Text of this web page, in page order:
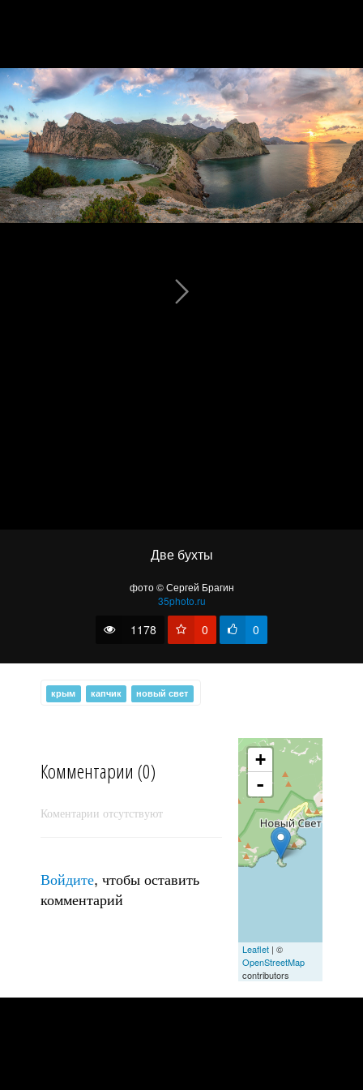
Долина Привидений
Туманный Таракташ #3
Закат в Крыму накануне референдума
фото © Сергей Брагин
35photo.ru
Две бухты
1178 0 0
крым капчик новый свет
Комментарии (0)
Коментарии отсутствуют
Войдите, чтобы оставить
комментарий
+
-
Leaflet| ©
OpenStreetMap
contributors